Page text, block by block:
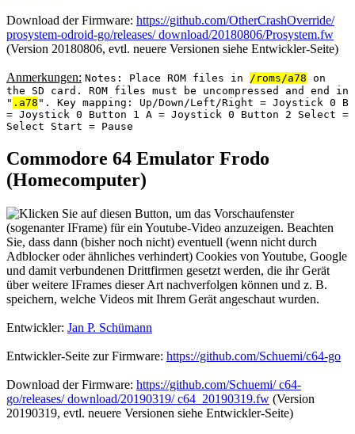
Download der Firmware: https://github.com/OtherCrashOverride/
prosystem-odroid-go/releases/ download/20180806/Prosystem.fw
(Version 20180806, evtl. neuere Versionen siehe Entwickler-Seite)
Anmerkungen: Notes: Place ROM files in /roms/a78 on
the SD card. ROM files must be uncompressed and end in
" .a78 ". Key mapping: Up/Down/Left/Right = Joystick 0 B
= Joystick 0 Button 1 A = Joystick 0 Button 2 Select =
Select Start = Pause
Commodore 64 Emulator Frodo
(Homecomputer)
Entwickler: Jan P. Schümann
Entwickler-Seite zur Firmware: https://github.com/Schuemi/c64-go
Download der Firmware: https://github.com/Schuemi/ c64-
go/releases/ download/20190319/ c64_20190319.fw (Version
20190319, evtl. neuere Versionen siehe Entwickler-Seite)